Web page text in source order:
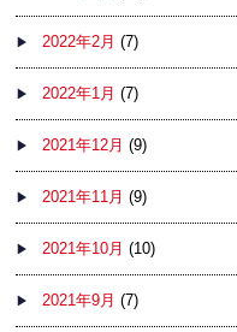
2022年2月 (7)
2022年1月 (7)
2021年12月 (9)
2021年11月 (9)
2021年10月 (10)
2021年9月 (7)